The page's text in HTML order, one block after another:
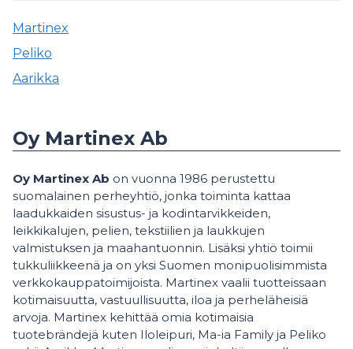
Martinex
Peliko
Aarikka
Oy Martinex Ab
Oy Martinex Ab on vuonna 1986 perustettu
suomalainen perheyhtiö, jonka toiminta kattaa
laadukkaiden sisustus- ja kodintarvikkeiden,
leikkikalujen, pelien, tekstiilien ja laukkujen
valmistuksen ja maahantuonnin. Lisäksi yhtiö toimii
tukkuliikkeenä ja on yksi Suomen monipuolisimmista
verkkokauppatoimijoista. Martinex vaalii tuotteissaan
kotimaisuutta, vastuullisuutta, iloa ja perheläheisiä
arvoja. Martinex kehittää omia kotimaisia
tuotebrändejä kuten Iloleipuri, Ma-ia Family ja Peliko